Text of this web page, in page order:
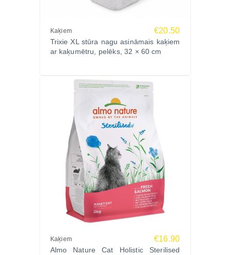
Kaķiem €20.50
Trixie XL stūra nagu asināmais kaķiem
ar kaķumētru, pelēks, 32 × 60 cm
Kaķiem €16.90
Almo Nature Cat Holistic Sterilised